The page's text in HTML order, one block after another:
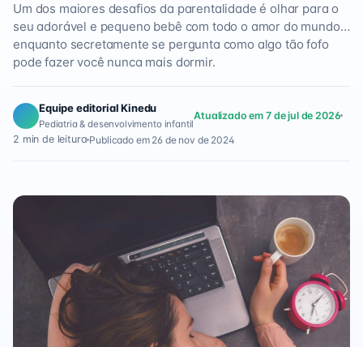
Um dos maiores desafios da parentalidade é olhar para o
seu adorável e pequeno bebê com todo o amor do mundo…
enquanto secretamente se pergunta como algo tão fofo
pode fazer você nunca mais dormir.
Equipe editorial Kinedu
Pediatria & desenvolvimento infantil
Atualizado em 7 de jul de 2026
2 min de leitura Publicado em 26 de nov de 2024